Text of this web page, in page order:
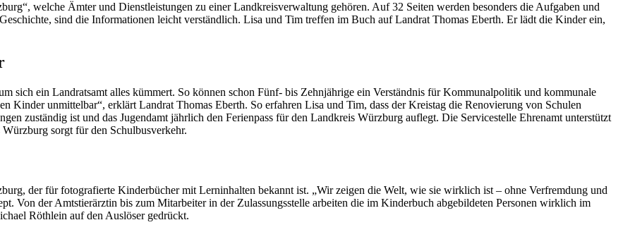
welche Ämter und Dienstleistungen zu einer Landkreisverwaltung gehören. Auf 32 Seiten werden besonders die Aufgaben und
sind die Informationen leicht verständlich. Lisa und Tim treffen im Buch auf Landrat Thomas Eberth. Er lädt die Kinder ein,
sich ein Landratsamt alles kümmert. So können schon Fünf- bis Zehnjährige ein Verständnis für Kommunalpolitik und kommunale
Kinder unmittelbar“, erklärt Landrat Thomas Eberth. So erfahren Lisa und Tim, dass der Kreistag die Renovierung von Schulen
zuständig ist und das Jugendamt jährlich den Ferienpass für den Landkreis Würzburg auflegt. Die Servicestelle Ehrenamt unterstützt
sorgt für den Schulbusverkehr.
der für fotografierte Kinderbücher mit Lerninhalten bekannt ist. „Wir zeigen die Welt, wie sie wirklich ist – ohne Verfremdung und
Von der Amtstierärztin bis zum Mitarbeiter in der Zulassungsstelle arbeiten die im Kinderbuch abgebildeten Personen wirklich im
Röthlein auf den Auslöser gedrückt.